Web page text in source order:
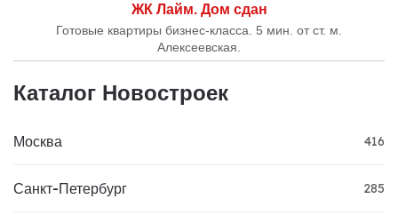
ЖК Лайм. Дом сдан
Готовые квартиры бизнес-класса. 5 мин. от ст. м.
Алексеевская.
Каталог Новостроек
Москва 416
Санкт-Петербург 285